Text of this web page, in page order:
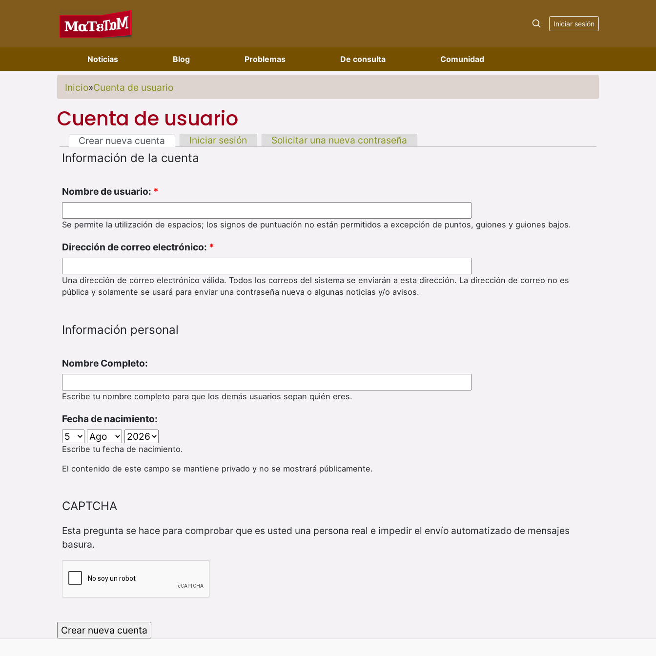
Iniciar sesión
Noticias Blog Problemas De consulta Comunidad
Inicio»Cuenta de usuario
Cuenta de usuario
Crear nueva cuenta Iniciar sesión Solicitar una nueva contraseña
Información de la cuenta
Nombre de usuario: *
Se permite la utilización de espacios; los signos de puntuación no están permitidos a excepción de puntos, guiones y guiones bajos.
Dirección de correo electrónico: *
Una dirección de correo electrónico válida. Todos los correos del sistema se enviarán a esta dirección. La dirección de correo no es
pública y solamente se usará para enviar una contraseña nueva o algunas noticias y/o avisos.
Información personal
Nombre Completo:
Escribe tu nombre completo para que los demás usuarios sepan quién eres.
Fecha de nacimiento:
Escribe tu fecha de nacimiento.
El contenido de este campo se mantiene privado y no se mostrará públicamente.
CAPTCHA
Esta pregunta se hace para comprobar que es usted una persona real e impedir el envío automatizado de mensajes
basura.